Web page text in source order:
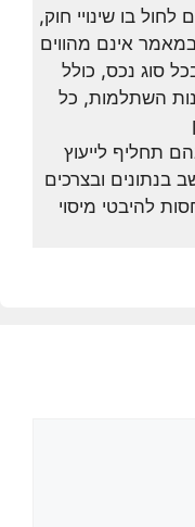
לחול בו שינויי חוק,
במאמר אינם מהווים
סוג נכס, כולל
השתלמות, כל
תחליף לייעוץ
בנתונים ובצרכים
להיבטי מיסוי